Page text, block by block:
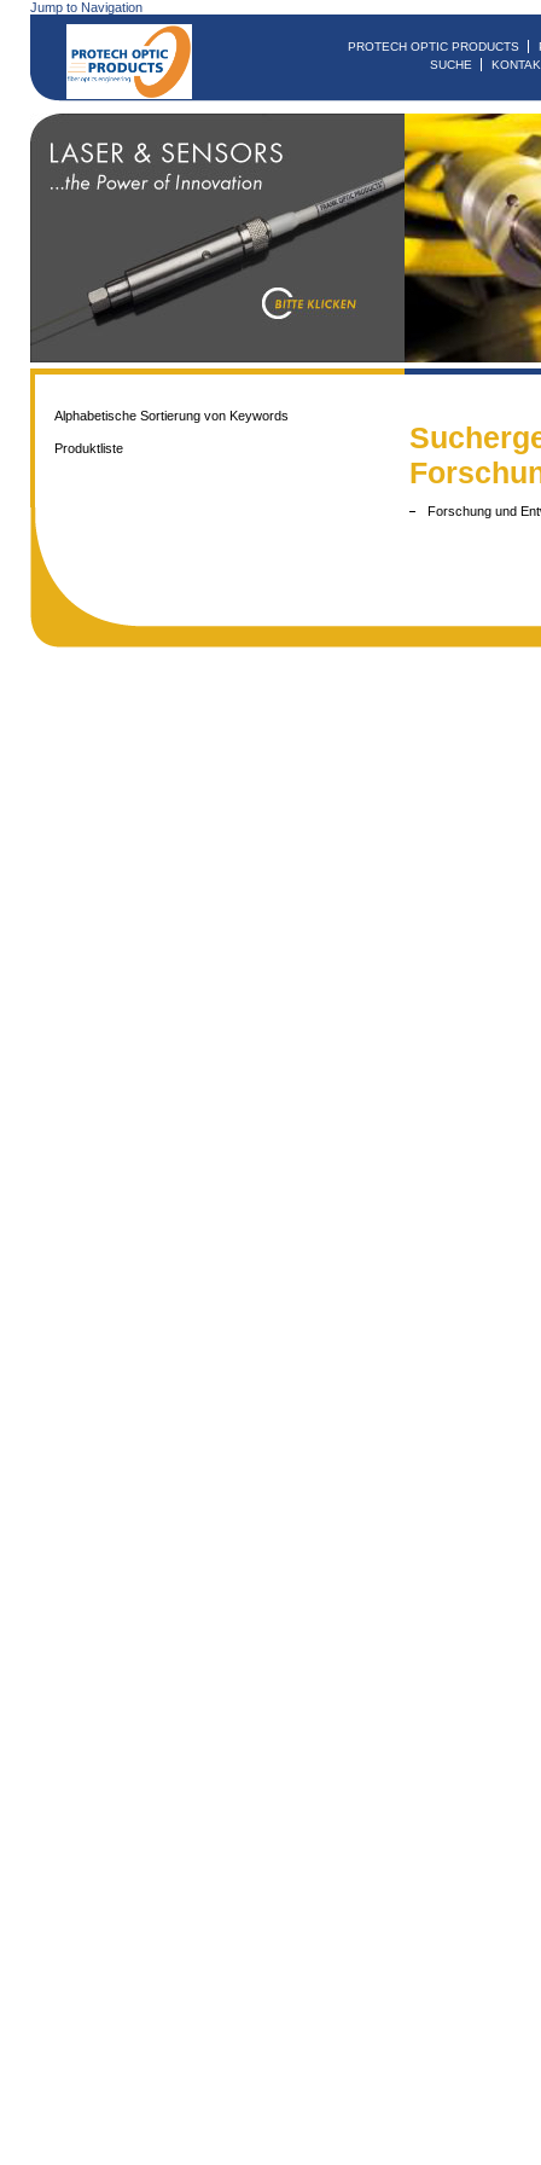
Jump to Navigation
PROTECH OPTIC PRODUCTS
SUCHE
Forschung und
Alphabetische Sortierung von Keywords
Produktliste